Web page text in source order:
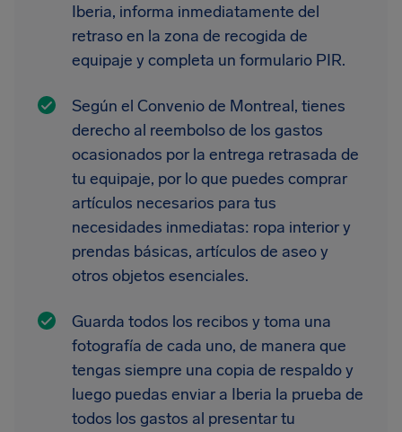
Iberia, informa inmediatamente del
retraso en la zona de recogida de
equipaje y completa un formulario PIR.
Según el Convenio de Montreal, tienes
derecho al reembolso de los gastos
ocasionados por la entrega retrasada de
tu equipaje, por lo que puedes comprar
artículos necesarios para tus
necesidades inmediatas: ropa interior y
prendas básicas, artículos de aseo y
otros objetos esenciales.
Guarda todos los recibos y toma una
fotografía de cada uno, de manera que
tengas siempre una copia de respaldo y
luego puedas enviar a Iberia la prueba de
todos los gastos al presentar tu